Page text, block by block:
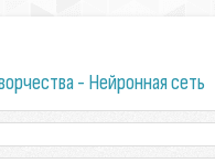
- Нейронная сеть